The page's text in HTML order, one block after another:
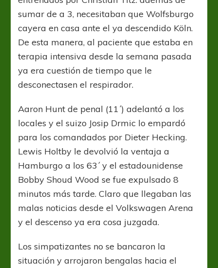
sumar de a 3, necesitaban que Wolfsburgo
cayera en casa ante el ya descendido Köln.
De esta manera, al paciente que estaba en
terapia intensiva desde la semana pasada
ya era cuestión de tiempo que le
desconectasen el respirador.
Aaron Hunt de penal (11´) adelantó a los
locales y el suizo Josip Drmic lo empardó
para los comandados por Dieter Hecking.
Lewis Holtby le devolvió la ventaja a
Hamburgo a los 63´ y el estadounidense
Bobby Shoud Wood se fue expulsado 8
minutos más tarde. Claro que llegaban las
malas noticias desde el Volkswagen Arena
y el descenso ya era cosa juzgada.
Los simpatizantes no se bancaron la
situación y arrojaron bengalas hacia el